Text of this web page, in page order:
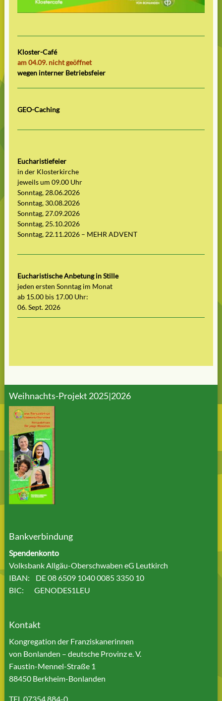
Kloster-Café
am 04.09. nicht geöffnet
wegen interner Betriebsfeier
GEO-Caching
Eucharistiefeier
in der Klosterkirche
jeweils um 09.00 Uhr
Sonntag, 28.06.2026
Sonntag, 30.08.2026
Sonntag, 27.09.2026
Sonntag, 25.10.2026
Sonntag, 22.11.2026 – MEHR ADVENT
Eucharistische Anbetung in Stille
jeden ersten Sonntag im Monat
ab 15.00 bis 17.00 Uhr:
06. Sept. 2026
Weihnachts-Projekt 2025|2026
Bankverbindung
Spendenkonto
Volksbank Allgäu-Oberschwaben eG Leutkirch
IBAN: DE 08 6509 1040 0085 3350 10
BIC: GENODES1LEU
Kontakt
Kongregation der Franziskanerinnen
von Bonlanden – deutsche Provinz e. V.
Faustin-Mennel-Straße 1
88450 Berkheim-Bonlanden
TEL 07354 884-0